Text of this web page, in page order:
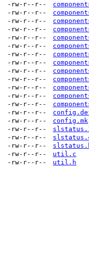
-rw-r--r--
-rw-r--r--
-rw-r--r--
-rw-r--r--
-rw-r--r--
-rw-r--r--
-rw-r--r--
-rw-r--r--
-rw-r--r--
-rw-r--r--
-rw-r--r--
-rw-r--r--
-rw-r--r--
-rw-r--r--
-rw-r--r--
config.mk
-rw-r--r--
-rw-r--r--
-rw-r--r--
-rw-r--r--
util.c
-rw-r--r--
util.h